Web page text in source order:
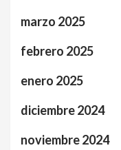
marzo 2025
febrero 2025
enero 2025
diciembre 2024
noviembre 2024